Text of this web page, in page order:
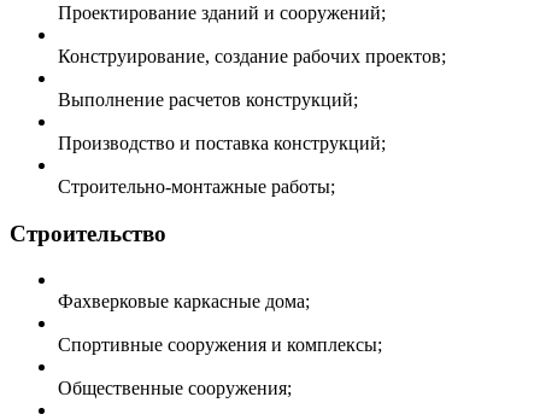
Проектирование зданий и сооружений;
Конструирование, создание рабочих проектов;
Выполнение расчетов конструкций;
Производство и поставка конструкций;
Строительно-монтажные работы;
Строительство
Фахверковые каркасные дома;
Спортивные сооружения и комплексы;
Общественные сооружения;